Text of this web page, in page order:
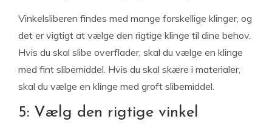
Vinkelsliberen findes med mange forskellige klinger, og
det er vigtigt at vælge den rigtige klinge til dine behov.
Hvis du skal slibe overflader, skal du vælge en klinge
med fint slibemiddel. Hvis du skal skære i materialer,
skal du vælge en klinge med groft slibemiddel.
5: Vælg den rigtige vinkel